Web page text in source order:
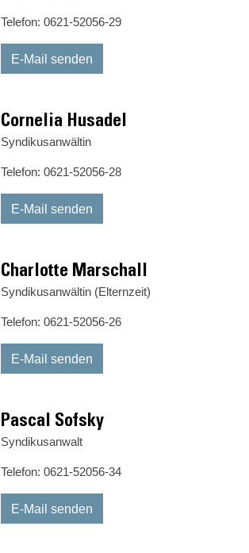
Telefon: 0621-52056-29
E-Mail senden
Cornelia Husadel
Syndikusanwältin
Telefon: 0621-52056-28
E-Mail senden
Charlotte Marschall
Syndikusanwältin (Elternzeit)
Telefon: 0621-52056-26
E-Mail senden
Pascal Sofsky
Syndikusanwalt
Telefon: 0621-52056-34
E-Mail senden